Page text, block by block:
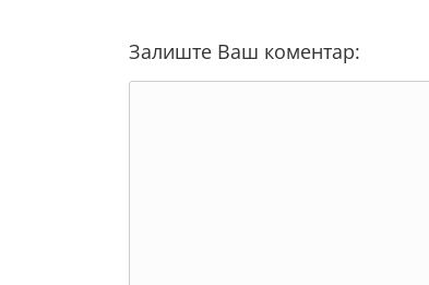
Залиште Ваш коментар: